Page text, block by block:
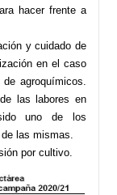
hacer frente a
y cuidado de
en el caso
agroquímicos.
las labores en
uno de los
las mismas.
por cultivo.